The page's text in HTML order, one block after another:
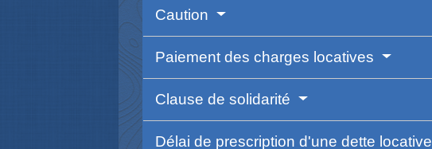
Caution
Paiement des charges locatives
Clause de solidarité
Délai de prescription d'une dette locative